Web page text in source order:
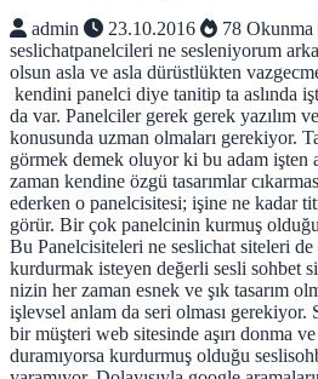
admin
23.10.2016 78 Okunma
seslichatpanelcileri ne sesleniyorum
olsun asla ve asla dürüstlükten
kendini panelci diye tanitip ta aslında
da var. Panelciler gerek gerek yazılım
konusunda uzman olmaları gerekiyor.
görmek demek oluyor ki bu adam işten
zaman kendine özgü tasarımlar
ederken o panelcisitesi; işine ne kadar
görür. Bir çok panelcinin kurmuş
Bu Panelcisiteleri ne seslichat siteleri
kurdurmak isteyen değerli sesli sohbet
nizin her zaman esnek ve şık tasarım
işlevsel anlam da seri olması gerekiyor.
bir müşteri web sitesinde aşırı donma
duramıyorsa kurdurmuş olduğu